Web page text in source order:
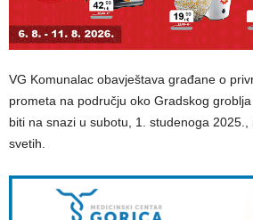
VG Komunalac obavještava građane o
prometa na području oko Gradskog
biti na snazi u subotu, 1. studenoga
svetih.